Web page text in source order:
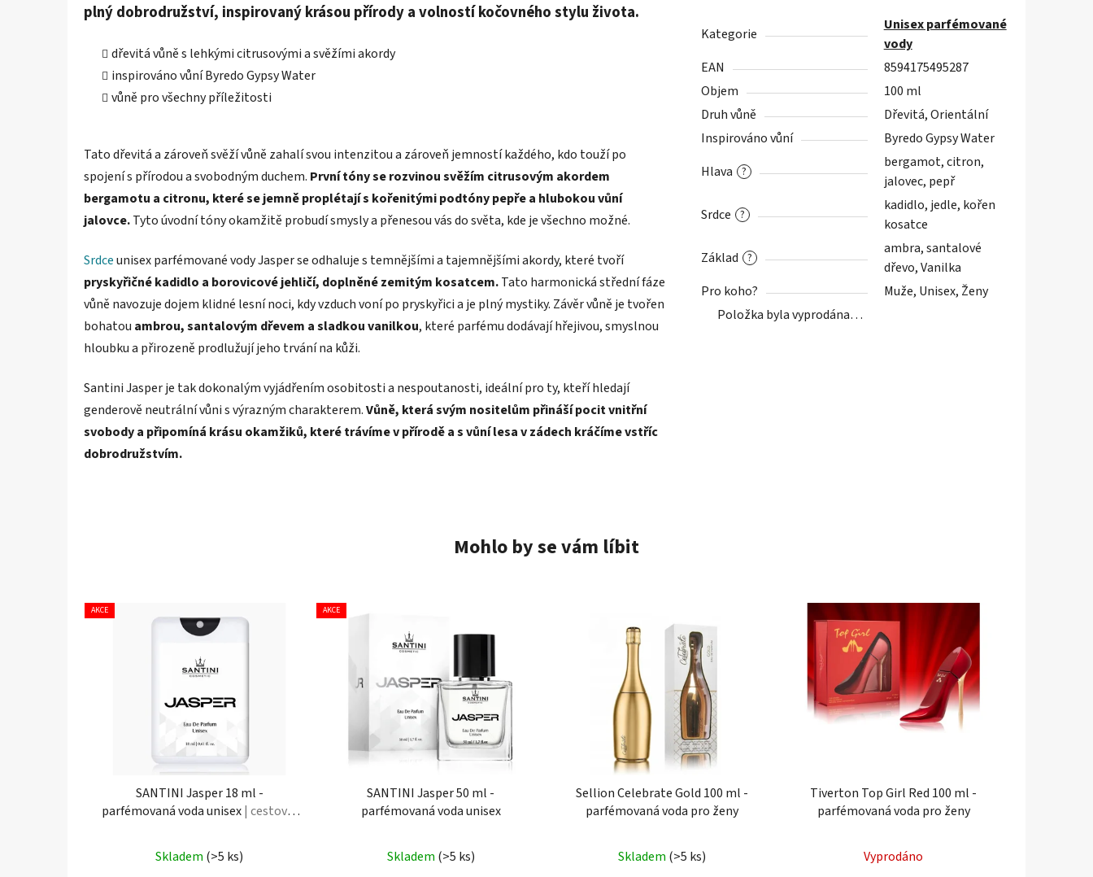
plný dobrodružství, inspirovaný krásou přírody a volností kočovného stylu života.
dřevitá vůně s lehkými citrusovými a svěžími akordy
inspirováno vůní Byredo Gypsy Water
vůně pro všechny příležitosti
Tato dřevitá a zároveň svěží vůně zahalí svou intenzitou a zároveň jemností každého, kdo touží po
spojení s přírodou a svobodným duchem. První tóny se rozvinou svěžím citrusovým akordem
bergamotu a citronu, které se jemně proplétají s kořenitými podtóny pepře a hlubokou vůní
jalovce.Tyto úvodní tóny okamžitě probudí smysly a přenesou vás do světa, kde je všechno možné.
Srdceunisex parfémované vody Jasper se odhaluje s temnějšími a tajemnějšími akordy, které tvoří
pryskyřičné kadidlo a borovicové jehličí, doplněné zemitým kosatcem.Tato harmonická střední fáze
vůně navozuje dojem klidné lesní noci, kdy vzduch voní po pryskyřici a je plný mystiky. Závěr vůně je tvořen
bohatou ambrou, santalovým dřevem a sladkou vanilkou, které parfému dodávají hřejivou, smyslnou
hloubku a přirozeně prodlužují jeho trvání na kůži.
Santini Jasper je tak dokonalým vyjádřením osobitosti a nespoutanosti, ideální pro ty, kteří hledají
genderově neutrální vůni s výrazným charakterem.Vůně, která svým nositelům přináší pocit vnitřní
svobody a připomíná krásu okamžiků, které trávíme v přírodě a s vůní lesa v zádech kráčíme vstříc
dobrodružstvím.
Kategorie
Unisex parfémované
vody
EAN
8594175495287
Objem
100 ml
Druh vůně
Dřevitá, Orientální
Inspirováno vůní
Byredo Gypsy Water
?
Hlava
bergamot, citron,
jalovec, pepř
?
Srdce
kadidlo, jedle, kořen
kosatce
?
Základ
ambra, santalové
dřevo, Vanilka
Pro koho?
Muže, Unisex, Ženy
Položka byla vyprodána…
Mohlo by se vám líbit
AKCE
SANTINI Jasper 18 ml -
parfémovaná voda unisex| cestovní
hodnocení
Skladem (>5 ks)
AKCE
SANTINI Jasper 50 ml -
parfémovaná voda unisex
Skladem (>5 ks)
Sellion Celebrate Gold 100 ml -
parfémovaná voda pro ženy
Skladem (>5 ks)
Tiverton Top Girl Red 100 ml -
parfémovaná voda pro ženy
Vyprodáno